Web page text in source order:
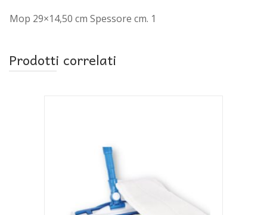
Mop 29×14,50 cm Spessore cm. 1
Prodotti correlati